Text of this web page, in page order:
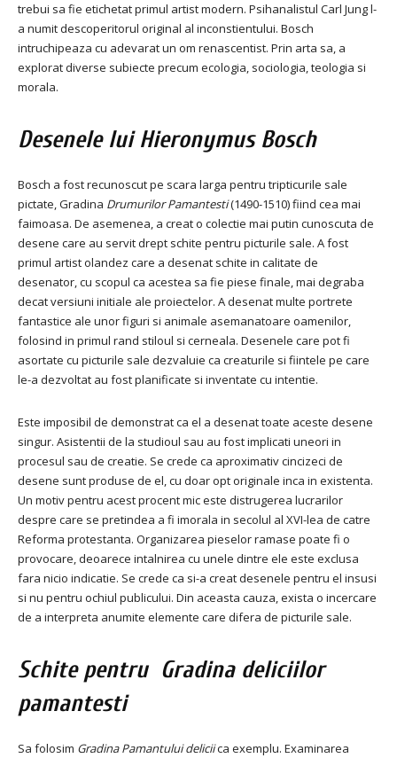
trebui sa fie etichetat primul artist modern. Psihanalistul Carl Jung l-
a numit descoperitorul original al inconstientului. Bosch
intruchipeaza cu adevarat un om renascentist. Prin arta sa, a
explorat diverse subiecte precum ecologia, sociologia, teologia si
morala.
Desenele lui Hieronymus Bosch
Bosch a fost recunoscut pe scara larga pentru tripticurile sale
pictate, Gradina DrumurilorPamantesti(1490-1510) fiind cea mai
faimoasa. De asemenea, a creat o colectie mai putin cunoscuta de
desene care au servit drept schite pentru picturile sale. A fost
primul artist olandez care a desenat schite in calitate de
desenator, cu scopul ca acestea sa fie piese finale, mai degraba
decat versiuni initiale ale proiectelor. A desenat multe portrete
fantastice ale unor figuri si animale asemanatoare oamenilor,
folosind in primul rand stiloul si cerneala. Desenele care pot fi
asortate cu picturile sale dezvaluie ca creaturile si fiintele pe care
le-a dezvoltat au fost planificate si inventate cu intentie.
Este imposibil de demonstrat ca el a desenat toate aceste desene
singur. Asistentii de la studioul sau au fost implicati uneori in
procesul sau de creatie. Se crede ca aproximativ cincizeci de
desene sunt produse de el, cu doar opt originale inca in existenta.
Un motiv pentru acest procent mic este distrugerea lucrarilor
despre care se pretindea a fi imorala in secolul al XVI-lea de catre
Reforma protestanta. Organizarea pieselor ramase poate fi o
provocare, deoarece intalnirea cu unele dintre ele este exclusa
fara nicio indicatie. Se crede ca si-a creat desenele pentru el insusi
si nu pentru ochiul publicului. Din aceasta cauza, exista o incercare
de a interpreta anumite elemente care difera de picturile sale.
Schite pentru Gradina deliciilor
pamantesti
Sa folosim Gradina Pamantului deliciica exemplu. Examinarea